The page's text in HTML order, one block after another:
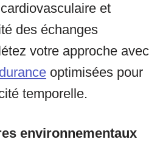
et
des échanges
votre approche avec
optimisées pour
temporelle.
environnementaux